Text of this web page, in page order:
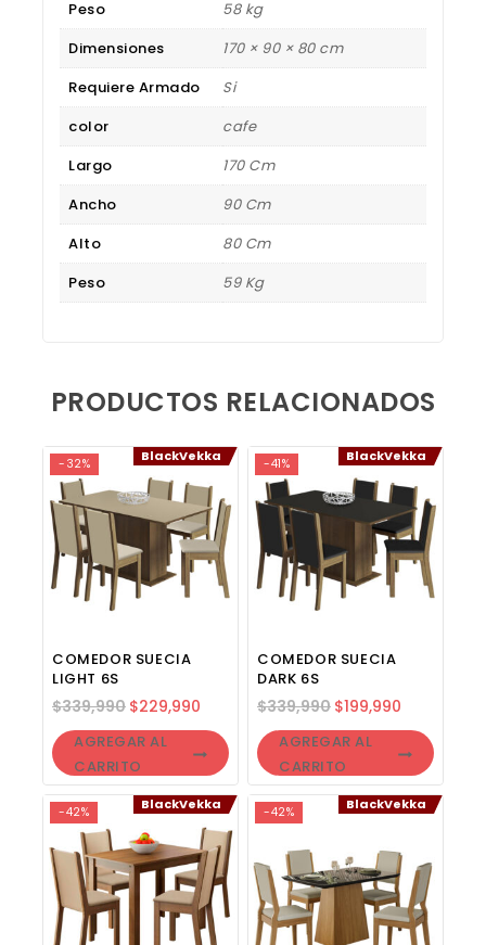
Peso
58 kg
Dimensiones
170 × 90 × 80 cm
Requiere Armado
Si
color
cafe
Largo
170 Cm
Ancho
90 Cm
Alto
80 Cm
Peso
59 Kg
PRODUCTOS RELACIONADOS
-32% BlackVekka
COMEDOR SUECIA
LIGHT 6S
$339,990 $229,990
AGREGAR AL
CARRITO
-41% BlackVekka
COMEDOR SUECIA
DARK 6S
$339,990 $199,990
AGREGAR AL
CARRITO
-42% BlackVekka -42% BlackVekka